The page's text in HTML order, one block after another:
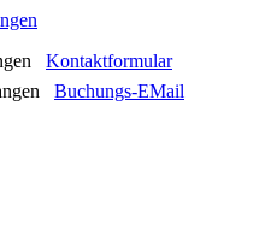
Kontaktformular
Buchungs-EMail